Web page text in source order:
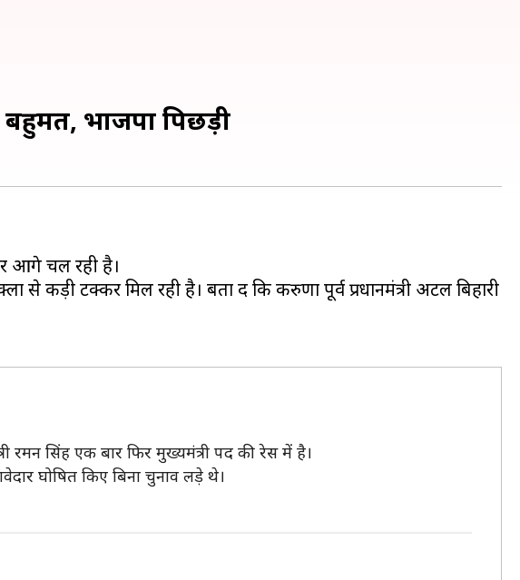
बहुमत, भाजपा पिछड़ी
आगे चल रही है।
कड़ी टक्कर मिल रही है। बता दें कि करुणा पूर्व प्रधानमंत्री अटल बिहारी
रमन सिंह एक बार फिर मुख्यमंत्री पद की रेस में है।
घोषित किए बिना चुनाव लड़े थे।